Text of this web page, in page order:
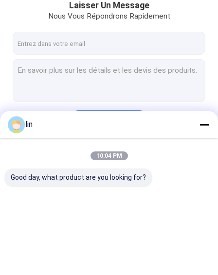
Sacs polyvalents pré-ouverts sur rouleau
douilles de carte
couvertures de cartes de jeu
Laisser Un Message
Nous Vous Répondrons Rapidement
lin
10:04 PM
Good day, what product are you looking for?